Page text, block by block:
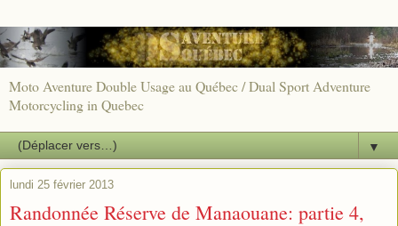
Moto Aventure Double Usage au Québec / Dual Sport Adventure
Motorcycling in Quebec
▼
lundi 25 février 2013
Randonnée Réserve de Manaouane: partie 4,